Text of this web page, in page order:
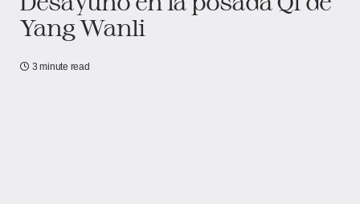
Yang Wanli
3 minute read